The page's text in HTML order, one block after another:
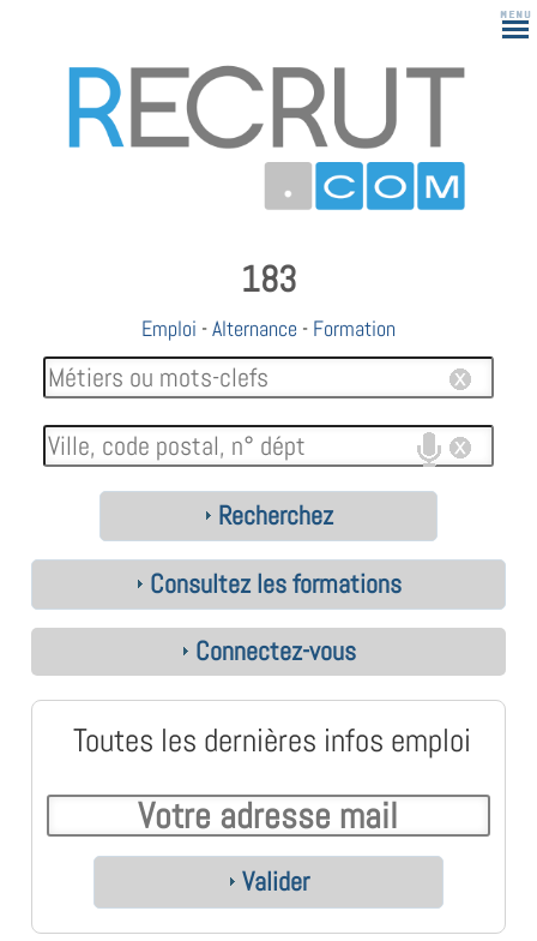
183
Emploi -Alternance - Formation
Recherchez
Consultez les formations
Connectez-vous
Toutes les dernières infos emploi
Valider